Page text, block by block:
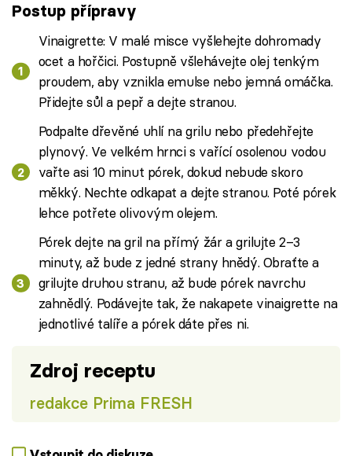
Postup přípravy
Vinaigrette: V malé misce vyšlehejte dohromady
ocet a hořčici. Postupně všlehávejte olej tenkým
proudem, aby vznikla emulse nebo jemná omáčka.
Přidejte sůl a pepř a dejte stranou.
Podpalte dřevěné uhlí na grilu nebo předehřejte
plynový. Ve velkém hrnci s vařící osolenou vodou
vařte asi 10 minut pórek, dokud nebude skoro
měkký. Nechte odkapat a dejte stranou. Poté pórek
lehce potřete olivovým olejem.
Pórek dejte na gril na přímý žár a grilujte 2–3
minuty, až bude z jedné strany hnědý. Obraťte a
grilujte druhou stranu, až bude pórek navrchu
zahnědlý. Podávejte tak, že nakapete vinaigrette na
jednotlivé talíře a pórek dáte přes ni.
Zdroj receptu
redakce Prima FRESH